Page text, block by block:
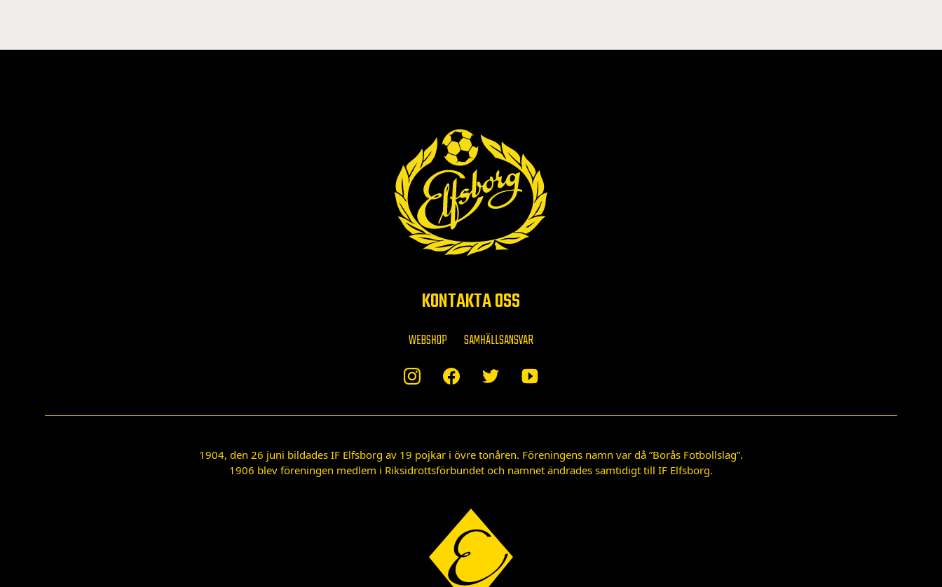
KONTAKTA OSS
WEBSHOP SAMHÄLLSANSVAR
1904, den 26 juni bildades IF Elfsborg av 19 pojkar i övre tonåren. Föreningens namn var då ”Borås Fotbollslag”.
1906 blev föreningen medlem i Riksidrottsförbundet och namnet ändrades samtidigt till IF Elfsborg.